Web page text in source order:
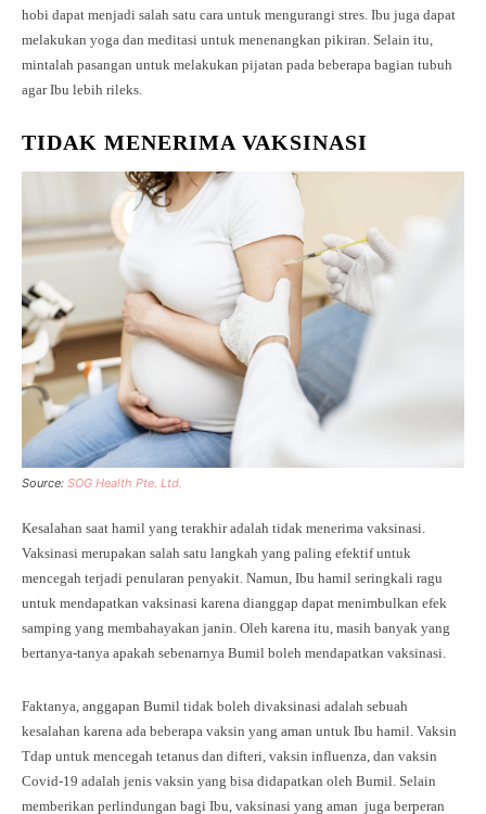
hobi dapat menjadi salah satu cara untuk mengurangi stres. Ibu juga dapat
melakukan yoga dan meditasi untuk menenangkan pikiran. Selain itu,
mintalah pasangan untuk melakukan pijatan pada beberapa bagian tubuh
agar Ibu lebih rileks.
TIDAK MENERIMA VAKSINASI
Source: SOG Health Pte. Ltd.
Kesalahan saat hamil yang terakhir adalah tidak menerima vaksinasi.
Vaksinasi merupakan salah satu langkah yang paling efektif untuk
mencegah terjadi penularan penyakit. Namun, Ibu hamil seringkali ragu
untuk mendapatkan vaksinasi karena dianggap dapat menimbulkan efek
samping yang membahayakan janin. Oleh karena itu, masih banyak yang
bertanya-tanya apakah sebenarnya Bumil boleh mendapatkan vaksinasi.
Faktanya, anggapan Bumil tidak boleh divaksinasi adalah sebuah
kesalahan karena ada beberapa vaksin yang aman untuk Ibu hamil. Vaksin
Tdap untuk mencegah tetanus dan difteri, vaksin influenza, dan vaksin
Covid-19 adalah jenis vaksin yang bisa didapatkan oleh Bumil. Selain
memberikan perlindungan bagi Ibu, vaksinasi yang aman juga berperan